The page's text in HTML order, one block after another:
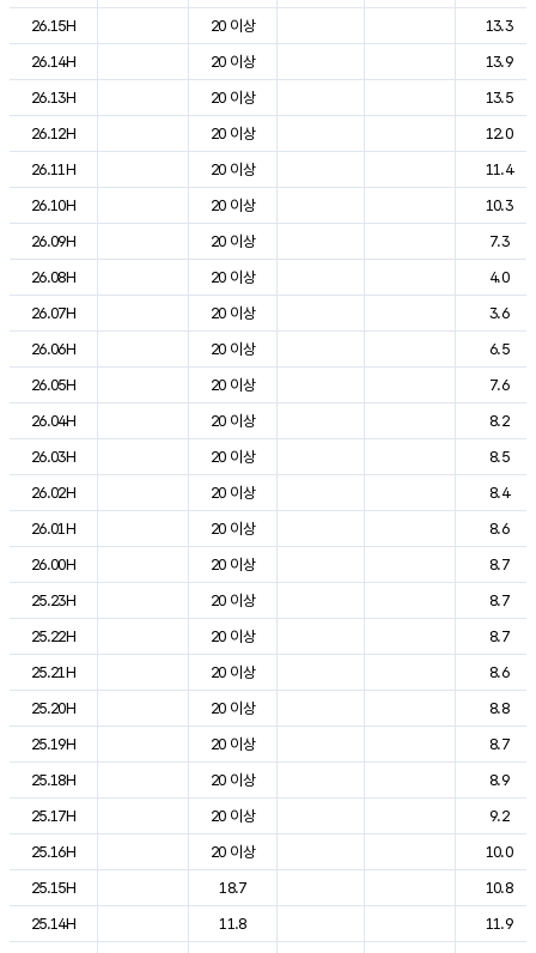
26.15H
20 이상
13.3
26.14H
20 이상
13.9
26.13H
20 이상
13.5
26.12H
20 이상
12.0
26.11H
20 이상
11.4
26.10H
20 이상
10.3
26.09H
20 이상
7.3
26.08H
20 이상
4.0
26.07H
20 이상
3.6
26.06H
20 이상
6.5
26.05H
20 이상
7.6
26.04H
20 이상
8.2
26.03H
20 이상
8.5
26.02H
20 이상
8.4
26.01H
20 이상
8.6
26.00H
20 이상
8.7
25.23H
20 이상
8.7
25.22H
20 이상
8.7
25.21H
20 이상
8.6
25.20H
20 이상
8.8
25.19H
20 이상
8.7
25.18H
20 이상
8.9
25.17H
20 이상
9.2
25.16H
20 이상
10.0
25.15H
18.7
10.8
25.14H
11.8
11.9